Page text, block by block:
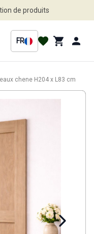
de produits
FR
chene H204 x L83 cm